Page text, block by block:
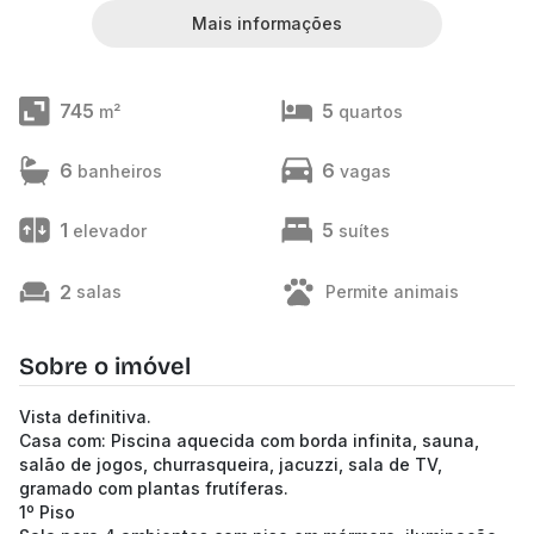
Mais informações
745 m² 5 quartos
6 banheiros 6 vagas
1 elevador 5 suítes
2 salas Permite animais
Sobre o imóvel
Vista definitiva.
Casa com: Piscina aquecida com borda infinita, sauna,
salão de jogos, churrasqueira, jacuzzi, sala de TV,
gramado com plantas frutíferas.
1º Piso